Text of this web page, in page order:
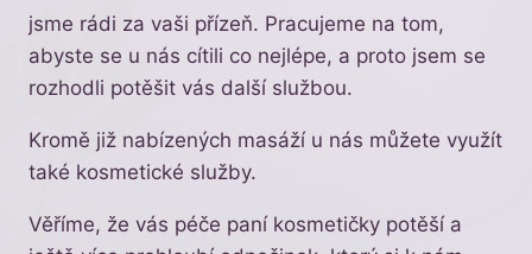
jsme rádi za vaši přízeň. Pracujeme na tom,
abyste se u nás cítili co nejlépe, a proto jsem se
rozhodli potěšit vás další službou.
Kromě již nabízených masáží u nás můžete využít
také kosmetické služby.
Věříme, že vás péče paní kosmetičky potěší a